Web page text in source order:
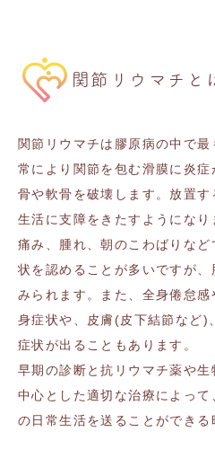
関節リウマチと
関節リウマチは膠原病の中で
常により関節を包む滑膜に炎症
骨や軟骨を破壊します。放置
生活に支障をきたすようにな
痛み、腫れ、朝のこわばりな
状を認めることが多いですが
みられます。また、全身倦怠
身症状や、皮膚 (皮下結節など)
症状が出ることもあります。
早期の診断と抗リウマチ薬や生
中心とした適切な治療によっ
の日常生活を送ることができる